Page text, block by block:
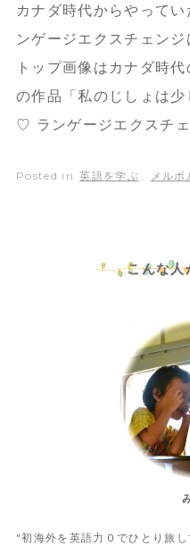
カナダ時代からやって
ンゲージエクスチェンジ
トップ画像はカナダ時
の作品「私のじしょは
♡ ランゲージエクスチ
Posted in 英語を学ぶ メル
こんな人
"初海外を英語力０でひとり旅